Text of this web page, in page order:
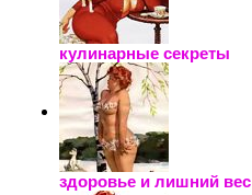
кулинарные секреты
здоровье и лишний вес